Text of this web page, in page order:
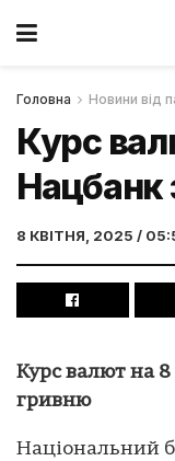
Головна Новини від
Курс
Нацбанк
8 КВІТНЯ, 2025 /
Курс валют на
гривню
Національний